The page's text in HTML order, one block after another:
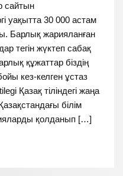
сайтын
уақытта 30 000 астам
Барлық жарияланған
тегін жүктеп сабақ
құжаттар біздің
кез-келген ұстаз
Қазақ тіліндегі жаңа
білім
қолданып […]